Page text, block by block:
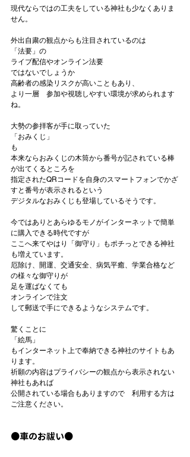
現代ならではの工夫をしている神社も少なくありま
せん。
外出自粛の観点からも注目されているのは
「法要」の
ライブ配信やオンライン法要
ではないでしょうか
高齢者の感染リスクが高いこともあり、
より一層　参加や視聴しやすい環境が求められます
ね。
大勢の参拝客が手に取っていた
「おみくじ」
も
本来ならおみくじの木筒から番号が記されている棒
が出てくるところを
指定されたQRコードを自身のスマートフォンでかざ
すと番号が表示されるという
デジタルなおみくじも登場しているそうです。
今ではありとあらゆるモノがインターネットで簡単
に購入できる時代ですが
ここへ来てやはり「御守り」もポチっとできる神社
も増えています。
厄除け、開運、交通安全、病気平癒、学業合格など
の様々な御守りが
足を運ばなくても
オンラインで注文
して郵送で手にできるようなシステムです。
驚くことに
「絵馬」
もインターネット上で奉納できる神社のサイトもあ
ります。
祈願の内容はプライバシーの観点から表示されない
神社もあれば
公開されている場合もありますので　利用する方は
ご注意ください。
●車のお祓い●